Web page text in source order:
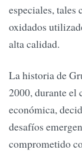
especiales, tales
oxidados
alta calidad.
La historia de
2000, durante el
económica,
desafíos
comprometido